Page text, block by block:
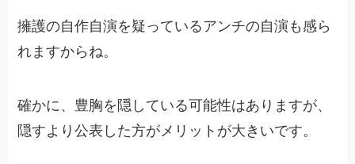
擁護の自作自演を疑っているアンチの自演も感ら
れますからね。
確かに、豊胸を隠している可能性はありますが、
隠すより公表した方がメリットが大きいです。